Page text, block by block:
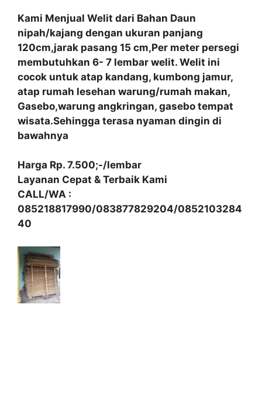
Kami Menjual Welit dari Bahan Daun
nipah/kajang dengan ukuran panjang
120cm,jarak pasang 15 cm,Per meter persegi
membutuhkan 6- 7 lembar welit. Welit ini
cocok untuk atap kandang, kumbong jamur,
atap rumah lesehan warung/rumah makan,
Gasebo,warung angkringan, gasebo tempat
wisata.Sehingga terasa nyaman dingin di
bawahnya
Harga Rp. 7.500;-/lembar
Layanan Cepat & Terbaik Kami
CALL/WA :
085218817990/083877829204/0852103284
40